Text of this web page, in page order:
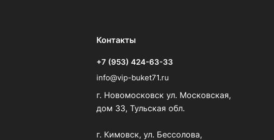
Контакты
+7 (953) 424-63-33
info@vip-buket71.ru
г. Новомосковск ул. Московская,
дом 33, Тульская обл.
г. Кимовск, ул. Бессолова,